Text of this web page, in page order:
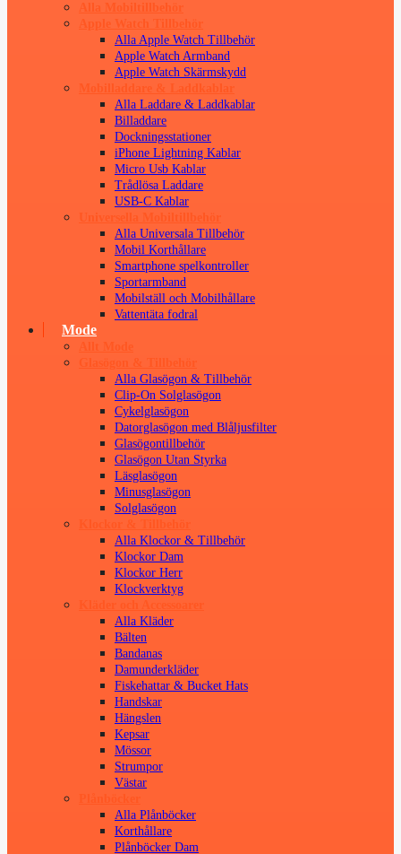
Alla Mobiltillbehör
Apple Watch Tillbehör
Alla Apple Watch Tillbehör
Apple Watch Armband
Apple Watch Skärmskydd
Mobilladdare & Laddkablar
Alla Laddare & Laddkablar
Billaddare
Dockningsstationer
iPhone Lightning Kablar
Micro Usb Kablar
Trådlösa Laddare
USB-C Kablar
Universella Mobiltillbehör
Alla Universala Tillbehör
Mobil Korthållare
Smartphone spelkontroller
Sportarmband
Mobilställ och Mobilhållare
Vattentäta fodral
Mode
Alla Glasögon & Tillbehör
Clip-On Solglasögon
Cykelglasögon
Datorglasögon med Blåljusfilter
Glasögontillbehör
Glasögon Utan Styrka
Läsglasögon
Minusglasögon
Solglasögon
Alla Klockor & Tillbehör
Klockor Dam
Klockor Herr
Klockverktyg
Alla Kläder
Bälten
Bandanas
Damunderkläder
Fiskehattar & Bucket Hats
Handskar
Hängslen
Kepsar
Mössor
Strumpor
Västar
Alla Plånböcker
Korthållare
Plånböcker Dam